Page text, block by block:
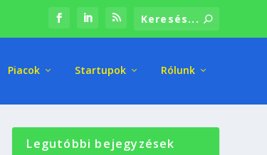
Piacok Startupok Rólunk
Legutóbbi bejegyzések